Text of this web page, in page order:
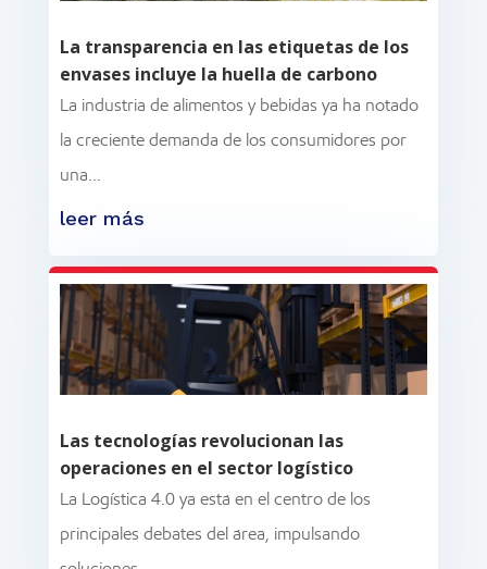
La transparencia en las etiquetas de los
envases incluye la huella de carbono
La industria de alimentos y bebidas ya ha notado
la creciente demanda de los consumidores por
una...
leer más
Las tecnologías revolucionan las
operaciones en el sector logístico
La Logística 4.0 ya está en el centro de los
principales debates del área, impulsando